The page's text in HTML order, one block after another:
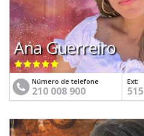
Ana Guerreiro
Número de telefone
210 008 900
Ext:
515